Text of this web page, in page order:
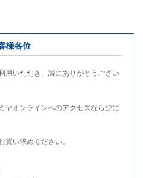
様各位
用いただき、誠にありがとうござい
ヤオンラインへのアクセスならびに
買い求めください。